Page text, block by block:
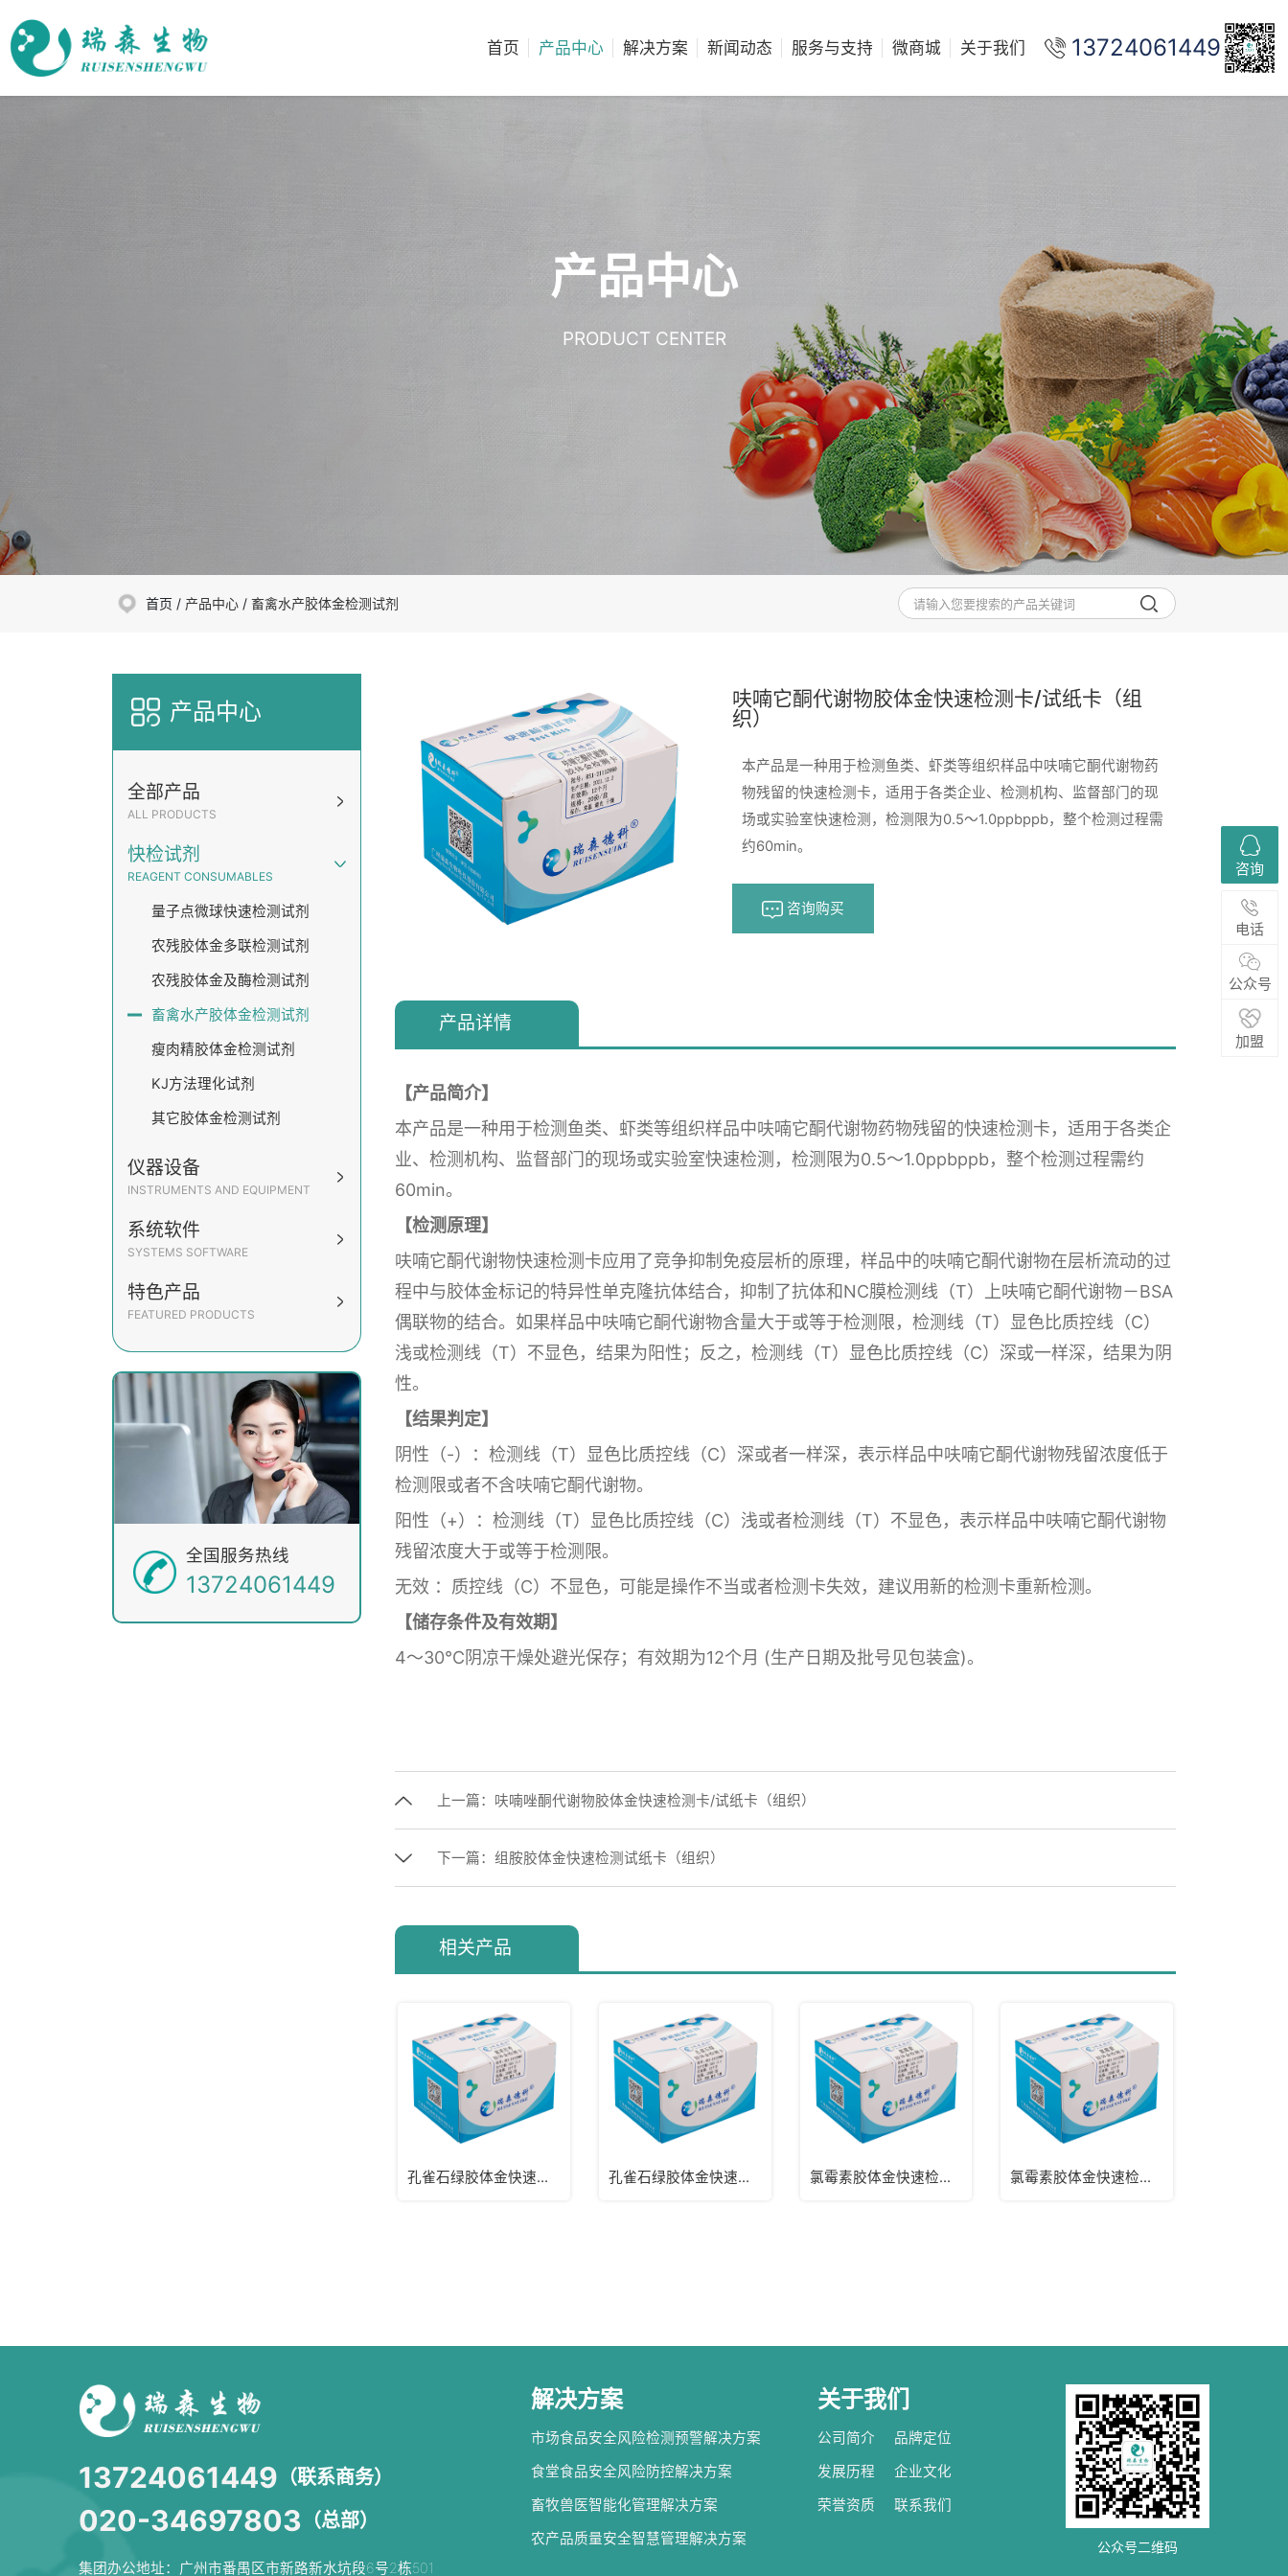
首页 产品中心 解决方案 新闻动态 服务与支持 微商城 关于我们 13724061449
产品中心
PRODUCT CENTER
首页 / 产品中心 / 畜禽水产胶体金检测试剂
产品中心
全部产品
ALL PRODUCTS
快检试剂
REAGENT CONSUMABLES
量子点微球快速检测试剂
农残胶体金多联检测试剂
农残胶体金及酶检测试剂
畜禽水产胶体金检测试剂
瘦肉精胶体金检测试剂
KJ方法理化试剂
其它胶体金检测试剂
仪器设备
INSTRUMENTS AND EQUIPMENT
系统软件
SYSTEMS SOFTWARE
特色产品
FEATURED PRODUCTS
全国服务热线
13724061449
呋喃它酮代谢物胶体金快速检测卡/试纸卡（组
织）
本产品是一种用于检测鱼类、虾类等组织样品中呋喃它酮代谢物药
物残留的快速检测卡，适用于各类企业、检测机构、监督部门的现
场或实验室快速检测，检测限为0.5～1.0ppbppb，整个检测过程需
约60min。
咨询购买
产品详情
【产品简介】
本产品是一种用于检测鱼类、虾类等组织样品中呋喃它酮代谢物药物残留的快速检测卡，适用于各类企
业、检测机构、监督部门的现场或实验室快速检测，检测限为0.5～1.0ppbppb，整个检测过程需约
60min。
【检测原理】
呋喃它酮代谢物快速检测卡应用了竞争抑制免疫层析的原理，样品中的呋喃它酮代谢物在层析流动的过
程中与胶体金标记的特异性单克隆抗体结合，抑制了抗体和NC膜检测线（T）上呋喃它酮代谢物－BSA
偶联物的结合。如果样品中呋喃它酮代谢物含量大于或等于检测限，检测线（T）显色比质控线（C）
浅或检测线（T）不显色，结果为阳性；反之，检测线（T）显色比质控线（C）深或一样深，结果为阴
性。
【结果判定】
阴性（-）：检测线（T）显色比质控线（C）深或者一样深，表示样品中呋喃它酮代谢物残留浓度低于
检测限或者不含呋喃它酮代谢物。
阳性（+）：检测线（T）显色比质控线（C）浅或者检测线（T）不显色，表示样品中呋喃它酮代谢物
残留浓度大于或等于检测限。
无效 ：质控线（C）不显色，可能是操作不当或者检测卡失效，建议用新的检测卡重新检测。
【储存条件及有效期】
4～30℃阴凉干燥处避光保存；有效期为12个月 (生产日期及批号见包装盒)。
上一篇：呋喃唑酮代谢物胶体金快速检测卡/试纸卡（组织）
下一篇：组胺胶体金快速检测试纸卡（组织）
相关产品
孔雀石绿胶体金快速检测试纸卡（水样） 孔雀石绿胶体金快速检测卡/试纸卡（组织） 氯霉素胶体金快速检测卡（水样） 氯霉素胶体金快速检测卡/试纸卡（组织）
13724061449 （联系商务）
020-34697803 （总部）
集团办公地址：广州市番禺区市新路新水坑段6号2栋501
解决方案
市场食品安全风险检测预警解决方案
食堂食品安全风险防控解决方案
畜牧兽医智能化管理解决方案
农产品质量安全智慧管理解决方案
关于我们
公司简介
品牌定位
发展历程
企业文化
荣誉资质
联系我们
公众号二维码
咨询
电话
公众号
加盟